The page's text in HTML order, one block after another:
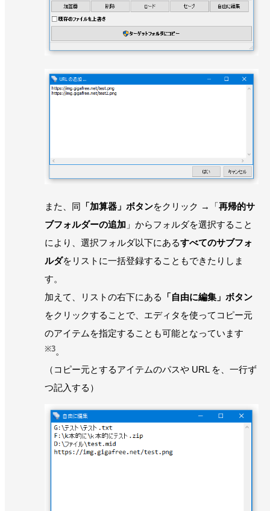
また、同 「加算器」ボタンをクリック →「再帰的サ
ブフォルダーの追加 」からフォルダを選択すること
により、選択フォルダ以下にあるすべてのサブフォ
ルダをリストに一括登録することもできたりしま
す。
加えて、リストの右下にある
「自由に編集」ボタン
をクリックすることで、エディタを使ってコピー元
のアイテムを指定することも可能となっています
※3。
（コピー元とするアイテムのパスや URL を、一行ず
つ記入する）